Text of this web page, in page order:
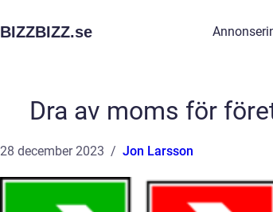
BIZZBIZZ.se
Dra av moms för
28 december 2023 Jon Larsson